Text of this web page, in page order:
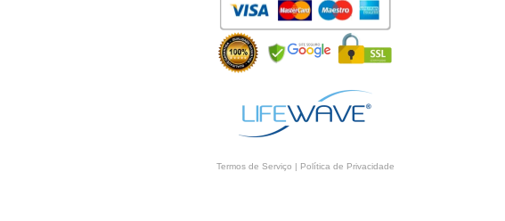
Termos de Serviço | Política de Privacidade